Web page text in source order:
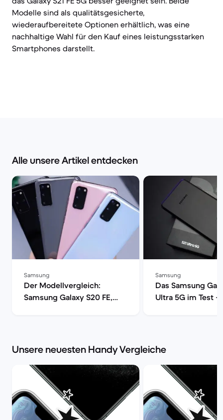
Modelle sind als qualitätsgesicherte,
wiederaufbereitete Optionen erhältlich, was eine
nachhaltige Wahl für den Kauf eines leistungsstarken
Smartphones darstellt.
Alle unsere Artikel entdecken
Samsung
Der Modellvergleich:
Samsung Galaxy S20 FE,
Samsung
Das Samsung
Ultra 5G im Test –
Unsere neuesten Handy Vergleiche